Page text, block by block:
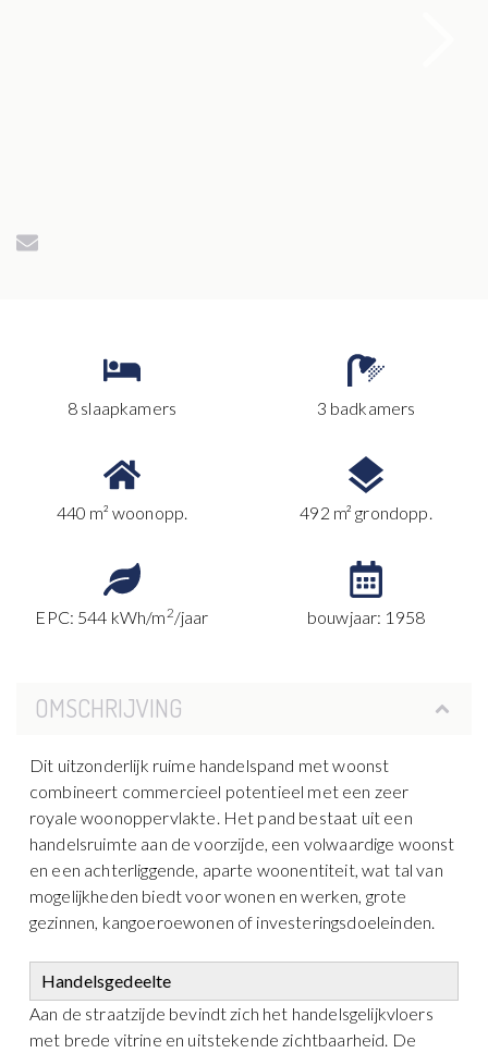
8 slaapkamers 3 badkamers
440 m² woonopp. 492 m² grondopp.
EPC: 544 kWh/m2/jaar bouwjaar: 1958
OMSCHRIJVING
Dit uitzonderlijk ruime handelspand met woonst
combineert commercieel potentieel met een zeer
royale woonoppervlakte. Het pand bestaat uit een
handelsruimte aan de voorzijde, een volwaardige woonst
en een achterliggende, aparte woonentiteit, wat tal van
mogelijkheden biedt voor wonen en werken, grote
gezinnen, kangoeroewonen of investeringsdoeleinden.
Handelsgedeelte
Aan de straatzijde bevindt zich het handelsgelijkvloers
met brede vitrine en uitstekende zichtbaarheid. De